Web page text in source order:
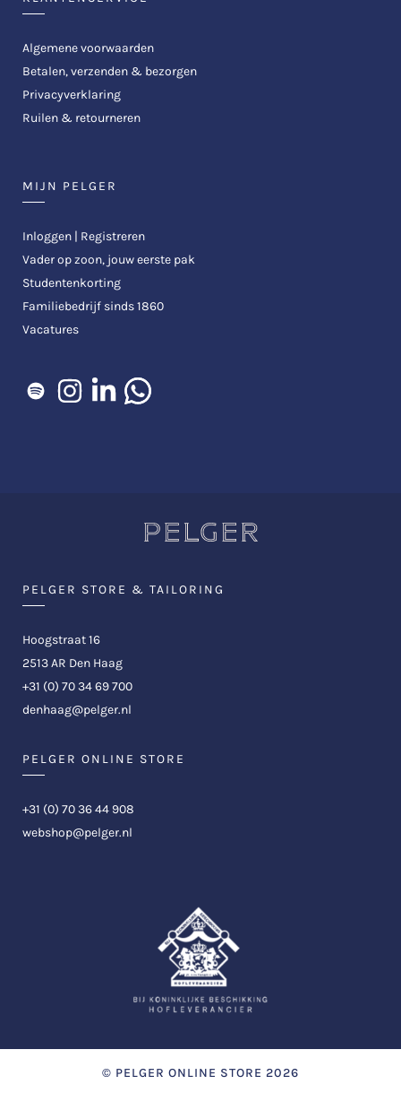
Algemene voorwaarden
Betalen, verzenden & bezorgen
Privacyverklaring
Ruilen & retourneren
MIJN PELGER
Inloggen | Registreren
Vader op zoon, jouw eerste pak
Studentenkorting
Familiebedrijf sinds 1860
Vacatures
PELGER STORE & TAILORING
Hoogstraat 16
2513 AR Den Haag
+31 (0) 70 34 69 700
denhaag@pelger.nl
PELGER ONLINE STORE
+31 (0) 70 36 44 908
webshop@pelger.nl
© PELGER ONLINE STORE 2026